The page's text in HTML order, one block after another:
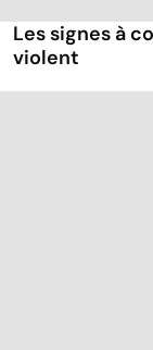
Les signes à
violent